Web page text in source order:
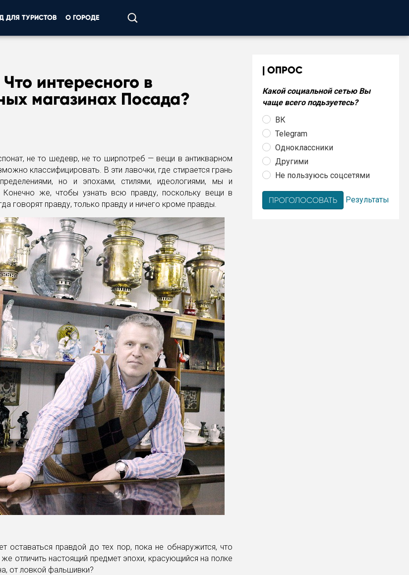
ДЛЯ ТУРИСТОВ О ГОРОДЕ
интересного в
магазинах Посада?
не то шедевр, не то ширпотреб — вещи в антикварном
классифицировать. В эти лавочки, где стирается грань
но и эпохами, стилями, идеологиями, мы и
Конечно же, чтобы узнать всю правду, поскольку вещи в
говорят правду, только правду и ничего кроме правды.
оставаться правдой до тех пор, пока не обнаружится, что
же отличить настоящий предмет эпохи, красующийся на полке
от ловкой фальшивки?
ОПРОС
Какой социальной сетью Вы
чаще всего подьзуетесь?
ВК
Telegram
Одноклассники
Другими
Не пользуюсь соцсетями
Результаты